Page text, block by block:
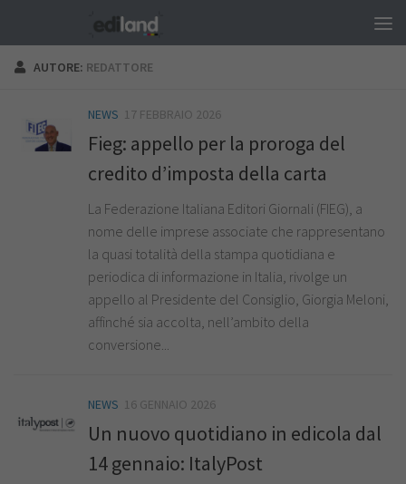
Salta al contenuto
AUTORE: REDATTORE
NEWS 17 FEBBRAIO 2026
Fieg: appello per la proroga del
credito d’imposta della carta
La Federazione Italiana Editori Giornali (FIEG), a
nome delle imprese associate che rappresentano
la quasi totalità della stampa quotidiana e
periodica di informazione in Italia, rivolge un
appello al Presidente del Consiglio, Giorgia Meloni,
affinché sia accolta, nell’ambito della
conversione...
NEWS 16 GENNAIO 2026
Un nuovo quotidiano in edicola dal
14 gennaio: ItalyPost